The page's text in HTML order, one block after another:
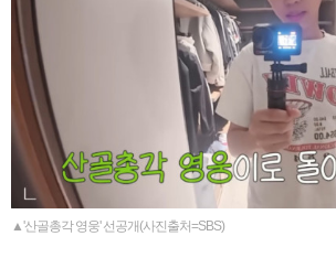
▲'산골총각 영웅' 선공개(사진출처=SBS)